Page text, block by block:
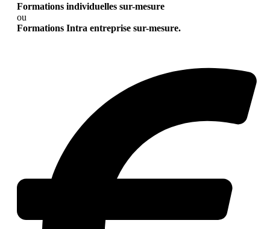
Formations individuelles sur-mesure
ou
Formations Intra entreprise sur-mesure.